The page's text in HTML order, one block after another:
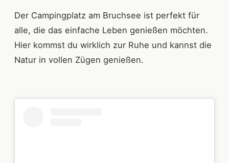
Der Campingplatz am Bruchsee ist perfekt für
alle, die das einfache Leben genießen möchten.
Hier kommst du wirklich zur Ruhe und kannst die
Natur in vollen Zügen genießen.